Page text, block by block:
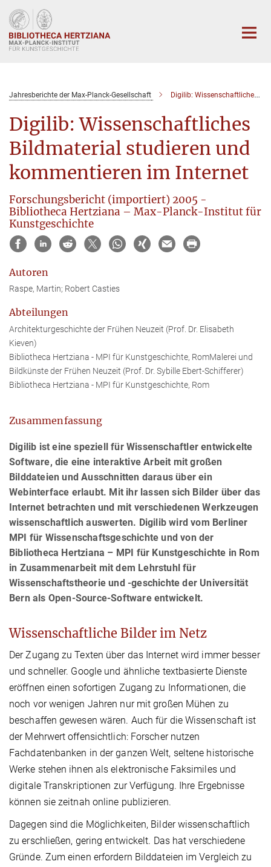
Hauptinhalt
Jahresberichte der Max-Planck-Gesellschaft Digilib: Wissenschaftliches Bildmaterial studieren und kommentieren im Internet
Digilib: Wissenschaftliches
Bildmaterial studieren und
kommentieren im Internet
Forschungsbericht (importiert) 2005 -
Bibliotheca Hertziana – Max-Planck-Institut für
Kunstgeschichte
Autoren
Raspe, Martin; Robert Casties
Abteilungen
Architekturgeschichte der Frühen Neuzeit (Prof. Dr. Elisabeth
Kieven)
Bibliotheca Hertziana - MPI für Kunstgeschichte, RomMalerei und
Bildkünste der Frühen Neuzeit (Prof. Dr. Sybille Ebert-Schifferer)
Bibliotheca Hertziana - MPI für Kunstgeschichte, Rom
Zusammenfassung
Digilib ist eine speziell für Wissenschaftler entwickelte
Software, die eine interaktive Arbeit mit großen
Bilddateien und Ausschnitten daraus über ein
Webinterface erlaubt. Mit ihr lassen sich Bilder über das
Internet betrachten und mit verschiedenen Werkzeugen
wissenschaftlich auswerten. Digilib wird vom Berliner
MPI für Wissenschaftsgeschichte und von der
Bibliotheca Hertziana – MPI für Kunstgeschichte in Rom
in Zusammenarbeit mit dem Lehrstuhl für
Wissenschaftstheorie und -geschichte der Universität
Bern als Open-Source-Software entwickelt.
Wissenschaftliche Bilder im Netz
Der Zugang zu Texten über das Internet wird immer besser
und schneller. Google und ähnliche textbasierte Dienste
eröffnen einen sofortigen Zugang zu Informationen, die
noch vor wenigen Jahren nur mit großen Mühen zu
beschaffen gewesen wären. Auch für die Wissenschaft ist
der Mehrwert offensichtlich: Forscher nutzen
Fachdatenbanken in der ganzen Welt, seltene historische
Werke stehen ihnen als elektronische Faksimiles und
digitale Transkriptionen zur Verfügung. Ihre Ergebnisse
können sie zeitnah online publizieren.
Dagegen sind die Möglichkeiten, Bilder wissenschaftlich
zu erschließen, gering entwickelt. Das hat verschiedene
Gründe. Zum einen erfordern Bilddateien im Vergleich zu